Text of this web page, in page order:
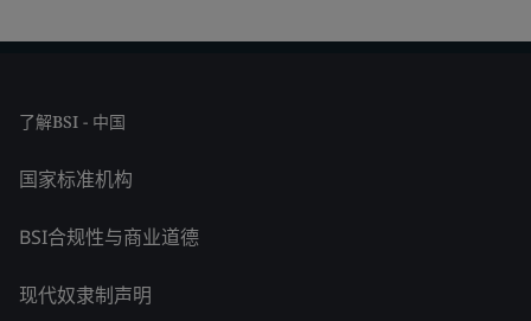
了解BSI - 中国
国家标准机构
BSI合规性与商业道德
现代奴隶制声明